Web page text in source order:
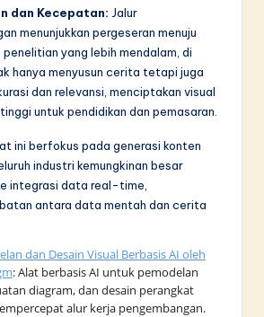
dan Kecepatan: Jalur
menunjukkan pergeseran menuju
penelitian yang lebih mendalam, di
hanya menyusun cerita tetapi juga
dan relevansi, menciptakan visual
untuk pendidikan dan pemasaran.
ini berfokus pada generasi konten
industri kemungkinan besar
integrasi data real-time,
antara data mentah dan cerita
dan Desain Visual Berbasis AI oleh
: Alat berbasis AI untuk pemodelan
diagram, dan desain perangkat
alur kerja pengembangan.